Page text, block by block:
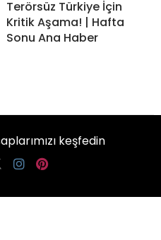
Terörsüz Türkiye İçin
Kritik Aşama! | Hafta
Sonu Ana Haber
keşfedin